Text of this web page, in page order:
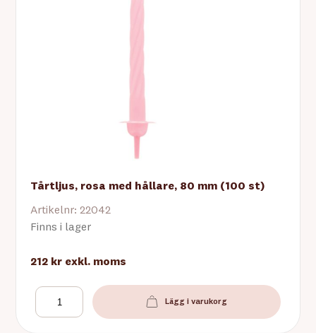
Tårtljus, rosa med hållare, 80 mm (100 st)
Artikelnr: 22042
Finns i lager
212 kr exkl. moms
Lägg i varukorg